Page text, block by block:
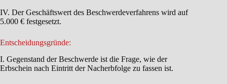
IV. Der Geschäftswert des Beschwerdeverfahrens wird auf
5.000 € festgesetzt.
Entscheidungsgründe:
I. Gegenstand der Beschwerde ist die Frage, wie der
Erbschein nach Eintritt der Nacherbfolge zu fassen ist.